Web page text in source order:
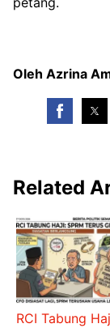
Oleh Azrina
Related
RCI Tabung